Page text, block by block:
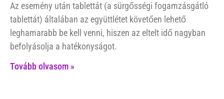
Az esemény után tablettát (a sürgősségi fogamzásgátló
tablettát) általában az együttlétet követően lehető
leghamarabb be kell venni, hiszen az eltelt idő nagyban
befolyásolja a hatékonyságot.
Tovább olvasom »